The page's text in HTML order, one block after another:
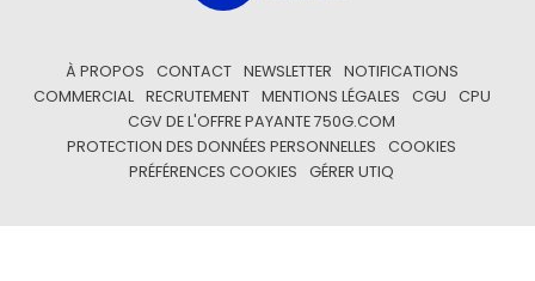
À PROPOS CONTACT NEWSLETTER
NOTIFICATIONS
COMMERCIAL
RECRUTEMENT MENTIONS LÉGALES CGU
CPU
CGV DE L'OFFRE PAYANTE 750G.COM
PROTECTION DES DONNÉES PERSONNELLES
COOKIES
PRÉFÉRENCES COOKIES
GÉRER UTIQ